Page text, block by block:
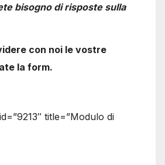
bisogno di risposte sulla
con noi le vostre
la form.
title=”Modulo di